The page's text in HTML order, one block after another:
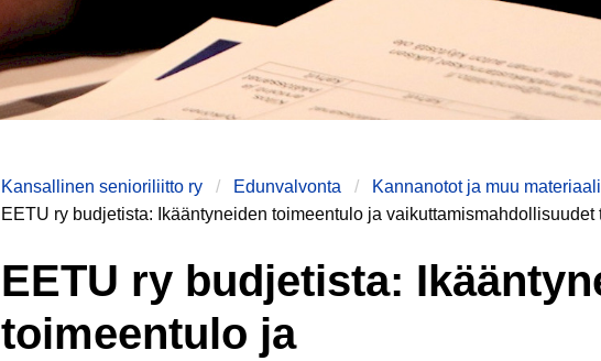
Kansallinen senioriliitto ry Edunvalvonta
Kannanotot ja muu materiaali
EETU ry budjetista: Ikääntyneiden toimeentulo ja vaikuttamismahdollisuudet
EETU ry budjetista:
toimeentulo ja